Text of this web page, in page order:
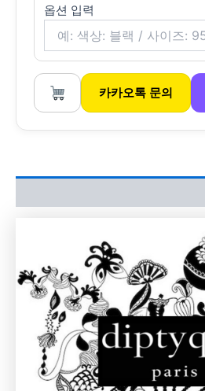
옵션 입력
카카오톡 문의